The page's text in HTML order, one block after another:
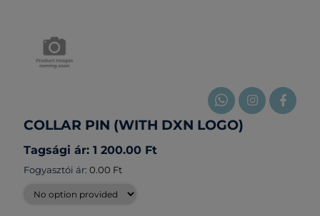
COLLAR PIN (WITH DXN LOGO)
Tagsági ár: 1 200.00 Ft
Fogyasztói ár: 0.00 Ft